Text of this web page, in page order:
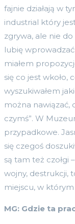
fajnie działają w
industrial który
zgrywa, ale nie
lubię
miałem
się co jest
wyszukiwałem
można nawiązać,
czymś”. W
przypadkowe.
się czegoś
są tam też czołgi
wojny, destrukcji,
miejscu, w
MG: Gdzie ta